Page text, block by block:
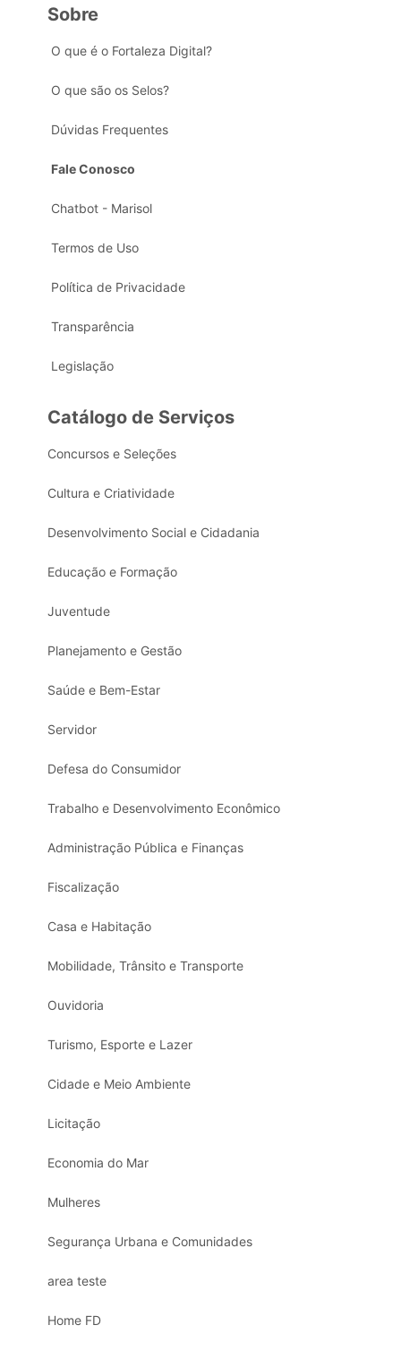
Sobre
O que é o Fortaleza Digital?
O que são os Selos?
Dúvidas Frequentes
Fale Conosco
Chatbot - Marisol
Termos de Uso
Política de Privacidade
Transparência
Legislação
Catálogo de Serviços
Concursos e Seleções
Cultura e Criatividade
Desenvolvimento Social e Cidadania
Educação e Formação
Juventude
Planejamento e Gestão
Saúde e Bem-Estar
Servidor
Defesa do Consumidor
Trabalho e Desenvolvimento Econômico
Administração Pública e Finanças
Fiscalização
Casa e Habitação
Mobilidade, Trânsito e Transporte
Ouvidoria
Turismo, Esporte e Lazer
Cidade e Meio Ambiente
Licitação
Economia do Mar
Mulheres
Segurança Urbana e Comunidades
area teste
Home FD